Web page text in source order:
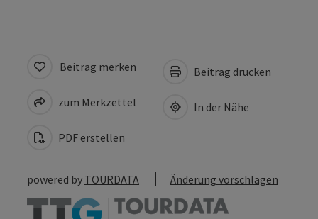
Beitrag merken
zum Merkzettel
PDF erstellen
Beitrag drucken
In der Nähe
powered by TOURDATA Änderung vorschlagen